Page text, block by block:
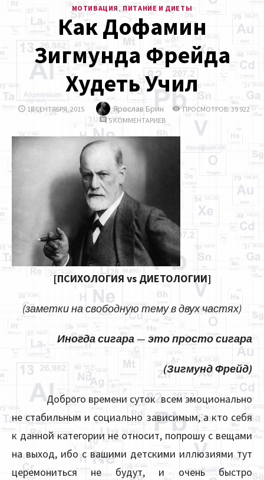
МОТИВАЦИЯ ,ПИТАНИЕ И ДИЕТЫ
Как Дофамин
Зигмунда Фрейда
Худеть Учил
18 СЕНТЯБРЯ, 2015 Ярослав Брин
ПРОСМОТРОВ: 39 922
5 КОММЕНТАРИЕВ
[ПСИХОЛОГИЯ vs ДИЕТОЛОГИИ]
(заметки на свободную тему в двух частях)
Иногда сигара — это просто сигара
(Зигмунд Фрейд)
Доброго времени суток всем эмоционально
не стабильным и социально зависимым, а кто себя
к данной категории не относит, попрошу с вещами
на выход, ибо с вашими детскими иллюзиями тут
церемониться не будут, и очень быстро